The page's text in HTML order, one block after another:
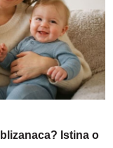
Istina o